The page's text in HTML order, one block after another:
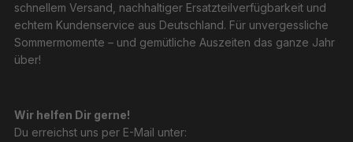
schnellem Versand, nachhaltiger Ersatzteilverfügbarkeit und
echtem Kundenservice aus Deutschland. Für unvergessliche
Sommermomente – und gemütliche Auszeiten das ganze Jahr
über!
Wir helfen Dir gerne!
Du erreichst uns per E-Mail unter: